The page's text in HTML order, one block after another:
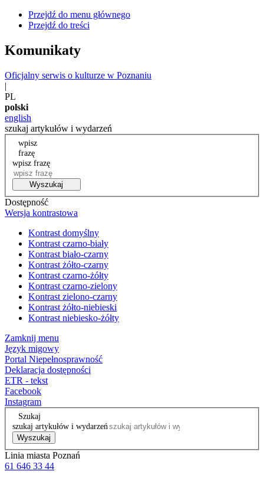
Przejdź do menu głównego
Przejdź do treści
Komunikaty
Oficjalny serwis o kulturze w Poznaniu
|
PL
polski
english
szukaj artykułów i wydarzeń
wpisz
frazę
wpisz frazę
Wyszukaj
Dostępność
Wersja kontrastowa
Kontrast domyślny
Kontrast czarno-biały
Kontrast biało-czarny
Kontrast żółto-czarny
Kontrast czarno-żółty
Kontrast czarno-zielony
Kontrast zielono-czarny
Kontrast żółto-niebieski
Kontrast niebiesko-żółty
Zamknij menu
Język migowy
Portal Niepełnosprawność
Deklaracja dostępności
ETR - tekst
Facebook
Instagram
Szukaj
szukaj artykułów i wydarzeń
Wyszukaj
Linia miasta Poznań
61 646 33 44